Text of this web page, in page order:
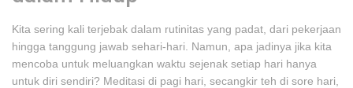
Kita sering kali terjebak dalam rutinitas yang padat, dari pekerjaan
hingga tanggung jawab sehari-hari. Namun, apa jadinya jika kita
mencoba untuk meluangkan waktu sejenak setiap hari hanya
untuk diri sendiri? Meditasi di pagi hari, secangkir teh di sore hari,